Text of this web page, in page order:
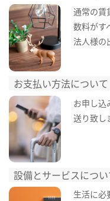
通常の賃
数料がす
法人様の
お支払い方法について
お申し込
送り致し
設備とサービスについ
生活に必